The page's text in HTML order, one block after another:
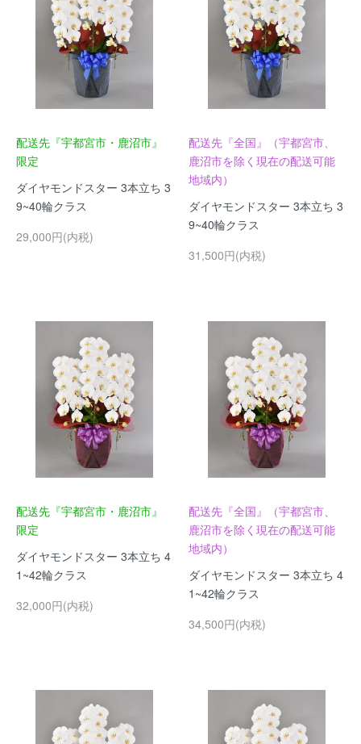
配送先『宇都宮市・鹿沼市』
限定
ダイヤモンドスター 3本立ち 3
9~40輪クラス
29,000円(内税)
配送先『全国』（宇都宮市、
鹿沼市を除く現在の配送可能
地域内）
ダイヤモンドスター 3本立ち 3
9~40輪クラス
31,500円(内税)
配送先『宇都宮市・鹿沼市』
限定
ダイヤモンドスター 3本立ち 4
1~42輪クラス
32,000円(内税)
配送先『全国』（宇都宮市、
鹿沼市を除く現在の配送可能
地域内）
ダイヤモンドスター 3本立ち 4
1~42輪クラス
34,500円(内税)